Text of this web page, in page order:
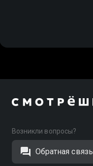
Возникли вопросы?
Обратная связь